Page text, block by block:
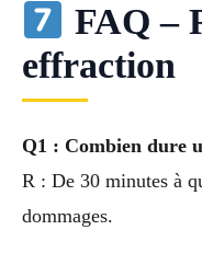
FAQ –
effraction
Q1 : Combien dure
R : De 30 minutes à
dommages.